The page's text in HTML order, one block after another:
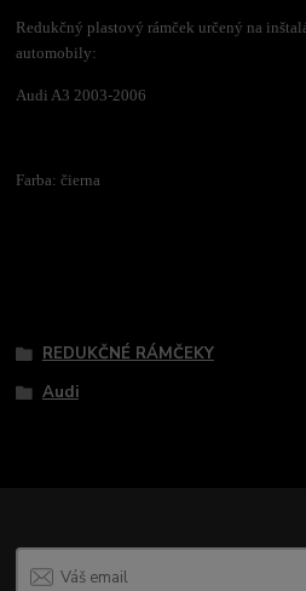
Redukčný plastový rámček určený na
automobily:
Audi A3 2003-2006
Farba: čierna
REDUKČNÉ RÁMČEKY
Audi